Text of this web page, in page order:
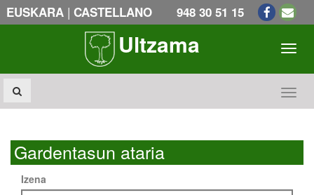
EUSKARA | CASTELLANO 948 30 51 15
Ultzama
Gardentasun ataria
Izena